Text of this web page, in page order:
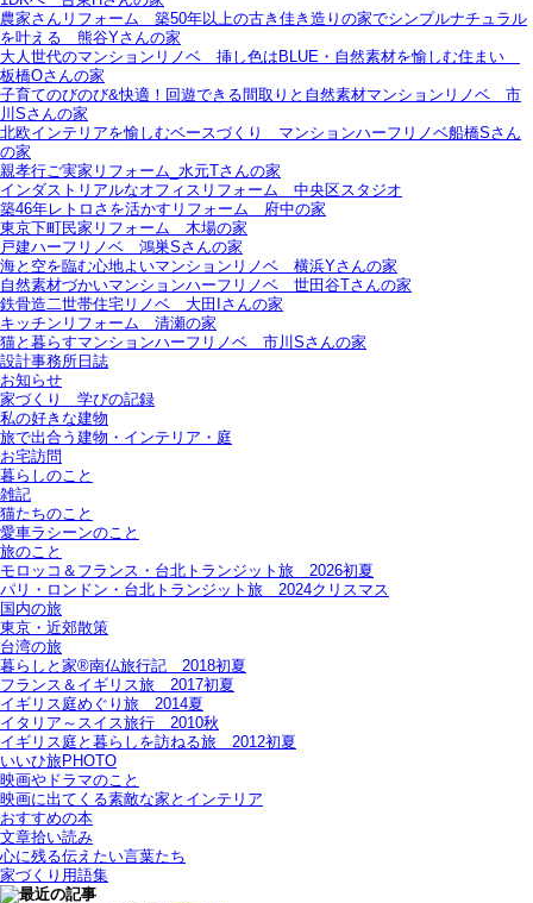
農家さんリフォーム＿築50年以上の古き佳き造りの家でシンプルナチュラル
を叶える＿熊谷Yさんの家
大人世代のマンションリノベ＿挿し色はBLUE・自然素材を愉しむ住まい＿
板橋Oさんの家
子育てのびのび&快適！回遊できる間取りと自然素材マンションリノベ＿市
川Sさんの家
北欧インテリアを愉しむベースづくり＿マンションハーフリノベ船橋Sさん
の家
親孝行ご実家リフォーム_水元Tさんの家
インダストリアルなオフィスリフォーム＿中央区スタジオ
築46年レトロさを活かすリフォーム＿府中の家
東京下町民家リフォーム＿木場の家
戸建ハーフリノベ＿鴻巣Sさんの家
海と空を臨む心地よいマンションリノベ＿横浜Yさんの家
自然素材づかいマンションハーフリノベ＿世田谷Tさんの家
鉄骨造二世帯住宅リノベ＿大田Iさんの家
キッチンリフォーム＿清瀬の家
猫と暮らすマンションハーフリノベ＿市川Sさんの家
設計事務所日誌
お知らせ
家づくり 学びの記録
私の好きな建物
旅で出合う建物・インテリア・庭
お宅訪問
暮らしのこと
雑記
猫たちのこと
愛車ラシーンのこと
旅のこと
モロッコ＆フランス・台北トランジット旅＿2026初夏
パリ・ロンドン・台北トランジット旅＿2024クリスマス
国内の旅
東京・近郊散策
台湾の旅
暮らしと家®南仏旅行記＿2018初夏
フランス＆イギリス旅＿2017初夏
イギリス庭めぐり旅＿2014夏
イタリア～スイス旅行 2010秋
イギリス庭と暮らしを訪ねる旅＿2012初夏
いいひ旅PHOTO
映画やドラマのこと
映画に出てくる素敵な家とインテリア
おすすめの本
文章拾い読み
心に残る伝えたい言葉たち
家づくり用語集